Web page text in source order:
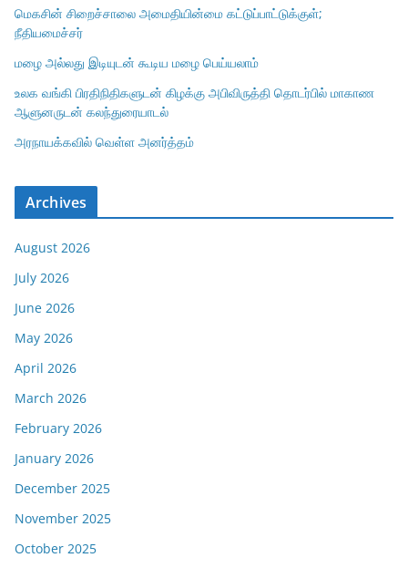
மெகசின் சிறைச்சாலை அமைதியின்மை கட்டுப்பாட்டுக்குள்;
நீதியமைச்சர்
மழை அல்லது இடியுடன் கூடிய மழை பெய்யலாம்
உலக வங்கி பிரதிநிதிகளுடன் கிழக்கு அபிவிருத்தி தொடர்பில் மாகாண
ஆளுனருடன் கலந்துரையாடல்
அரநாயக்கவில் வெள்ள அனர்த்தம்
Archives
August 2026
July 2026
June 2026
May 2026
April 2026
March 2026
February 2026
January 2026
December 2025
November 2025
October 2025